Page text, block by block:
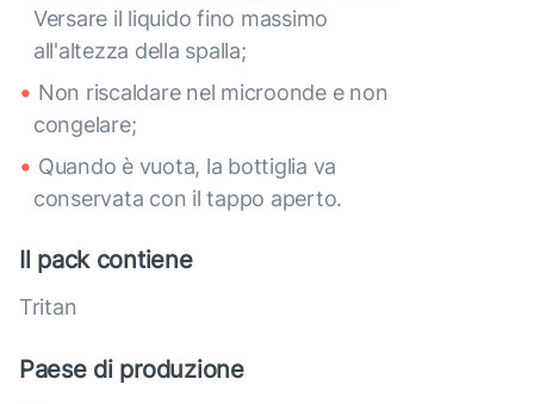
Versare il liquido fino massimo
all'altezza della spalla;
Non riscaldare nel microonde e non
congelare;
Quando è vuota, la bottiglia va
conservata con il tappo aperto.
Il pack contiene
Tritan
Paese di produzione